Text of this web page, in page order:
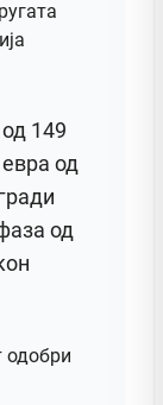
149
од
од